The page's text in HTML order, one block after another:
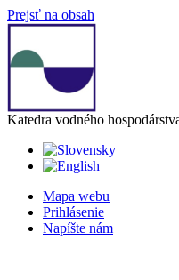
Prejsť na obsah
Katedra vodného
Mapa webu
Prihlásenie
Napíšte nám